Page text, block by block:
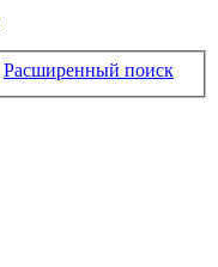
Расширенный поиск